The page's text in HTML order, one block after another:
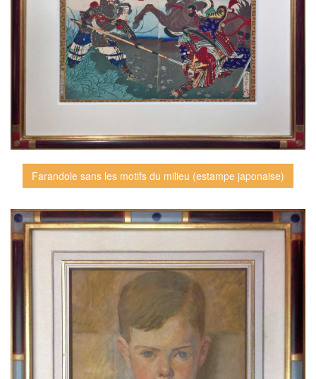
Farandole sans les motifs du milieu (estampe japonaise)